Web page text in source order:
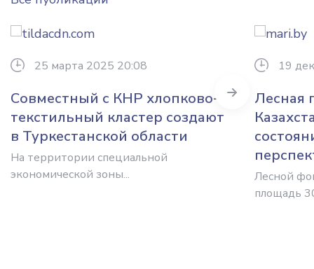
25 марта 2025 20:08
Совместный с КНР хлопково-
текстильный кластер создают
в Туркестанской области
На территории специальной
экономической зоны...
19
Лесная
Лесной
площадь
Next